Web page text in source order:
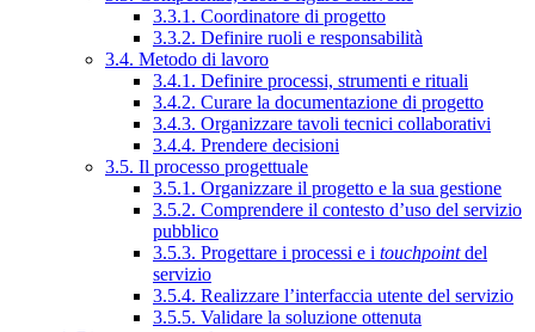
3.3.1. Coordinatore di progetto
3.3.2. Definire ruoli e responsabilità
3.4. Metodo di lavoro
3.4.1. Definire processi, strumenti e rituali
3.4.2. Curare la documentazione di progetto
3.4.3. Organizzare tavoli tecnici collaborativi
3.4.4. Prendere decisioni
3.5. Il processo progettuale
3.5.1. Organizzare il progetto e la sua gestione
3.5.2. Comprendere il contesto d’uso del servizio
pubblico
3.5.3. Progettare i processi e i touchpointdel
servizio
3.5.4. Realizzare l’interfaccia utente del servizio
3.5.5. Validare la soluzione ottenuta